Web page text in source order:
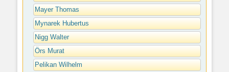
Mayer Thomas
Mynarek Hubertus
Nigg Walter
Örs Murat
Pelikan Wilhelm